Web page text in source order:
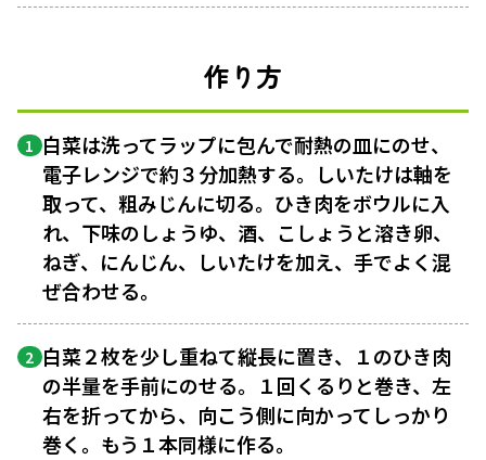
作り方
1 白菜は洗ってラップに包んで耐熱の皿にのせ、
電子レンジで約３分加熱する。しいたけは軸を
取って、粗みじんに切る。ひき肉をボウルに入
れ、下味のしょうゆ、酒、こしょうと溶き卵、
ねぎ、にんじん、しいたけを加え、手でよく混
ぜ合わせる。
2 白菜２枚を少し重ねて縦長に置き、１のひき肉
の半量を手前にのせる。１回くるりと巻き、左
右を折ってから、向こう側に向かってしっかり
巻く。もう１本同様に作る。